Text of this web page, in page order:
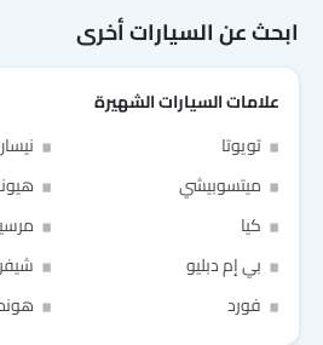
ابحث عن السيارات أخرى
علامات السيارات الشهيرة
تويوتا
ميتسوبيشي
كيا
بي إم دبليو
فورد
Google Account
Facebook Account